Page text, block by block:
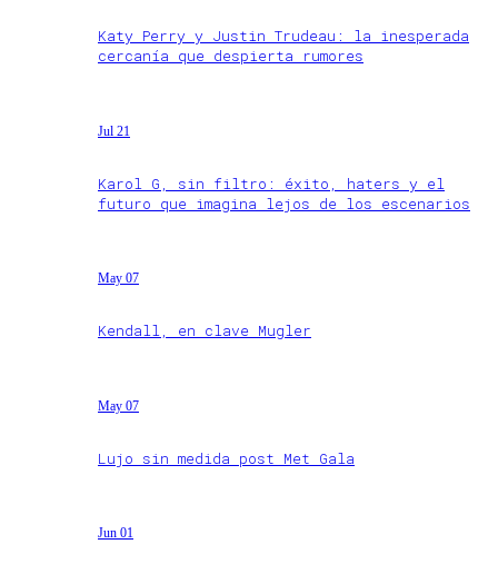
Katy Perry y Justin Trudeau: la inesperada
cercanía que despierta rumores
Jul 21
Karol G, sin filtro: éxito, haters y el
futuro que imagina lejos de los escenarios
May 07
Kendall, en clave Mugler
May 07
Lujo sin medida post Met Gala
Jun 01